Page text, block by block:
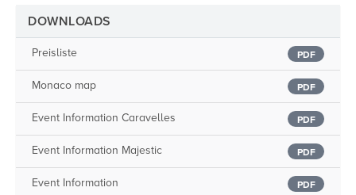
DOWNLOADS
Preisliste PDF
Monaco map PDF
Event Information Caravelles PDF
Event Information Majestic PDF
Event Information PDF